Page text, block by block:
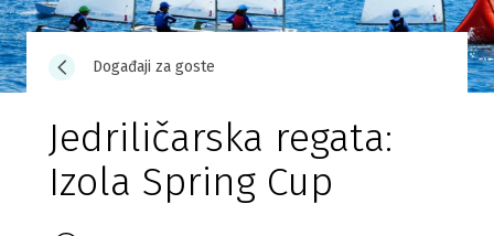
Događaji za goste
Jedriličarska regata:
Izola Spring Cup